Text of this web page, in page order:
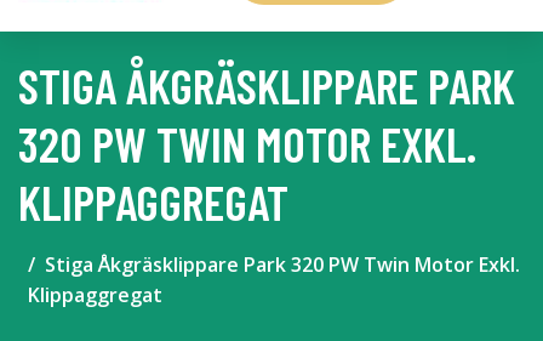
STIGA ÅKGRÄSKLIPPARE PARK
320 PW TWIN MOTOR EXKL.
KLIPPAGGREGAT
Stiga Åkgräsklippare Park 320 PW Twin Motor Exkl.
Klippaggregat